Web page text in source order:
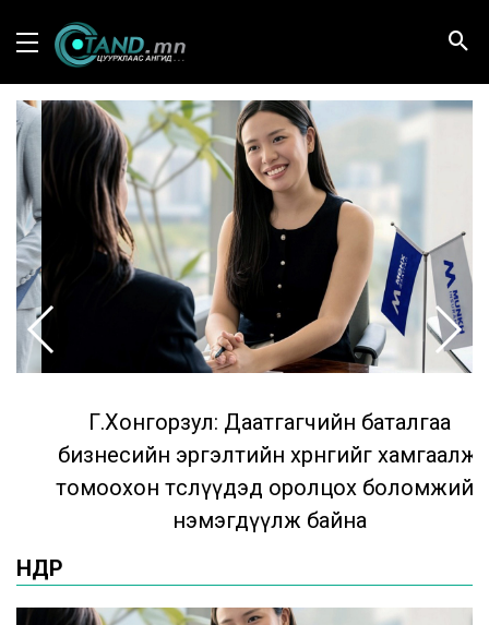
Г.Хонгорзул: Даатгагчийн баталгаа
бизнесийн эргэлтийн хөрөнгийг хамгаалж,
томоохон төслүүдэд оролцох боломжийг
нэмэгдүүлж байна
ӨНӨӨДӨР